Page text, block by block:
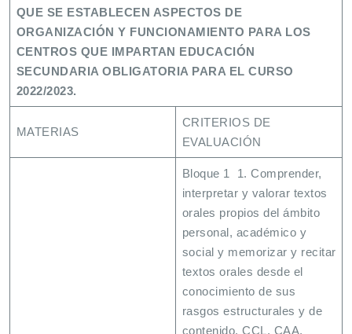
QUE SE ESTABLECEN ASPECTOS DE
ORGANIZACIÓN Y FUNCIONAMIENTO PARA LOS
CENTROS QUE IMPARTAN EDUCACIÓN
SECUNDARIA OBLIGATORIA PARA EL CURSO
2022/2023.
MATERIAS
CRITERIOS DE
EVALUACIÓN
Bloque 1 1. Comprender,
interpretar y valorar textos
orales propios del ámbito
personal, académico y
social y memorizar y recitar
textos orales desde el
conocimiento de sus
rasgos estructurales y de
contenido. CCL, CAA,